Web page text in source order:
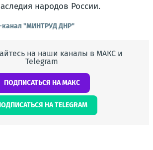
народов России.
канал "МИНТРУД ДНР"
на наши каналы в МАКС и
Telegram
ПОДПИСАТЬСЯ НА МАКС
НА TELEGRAM